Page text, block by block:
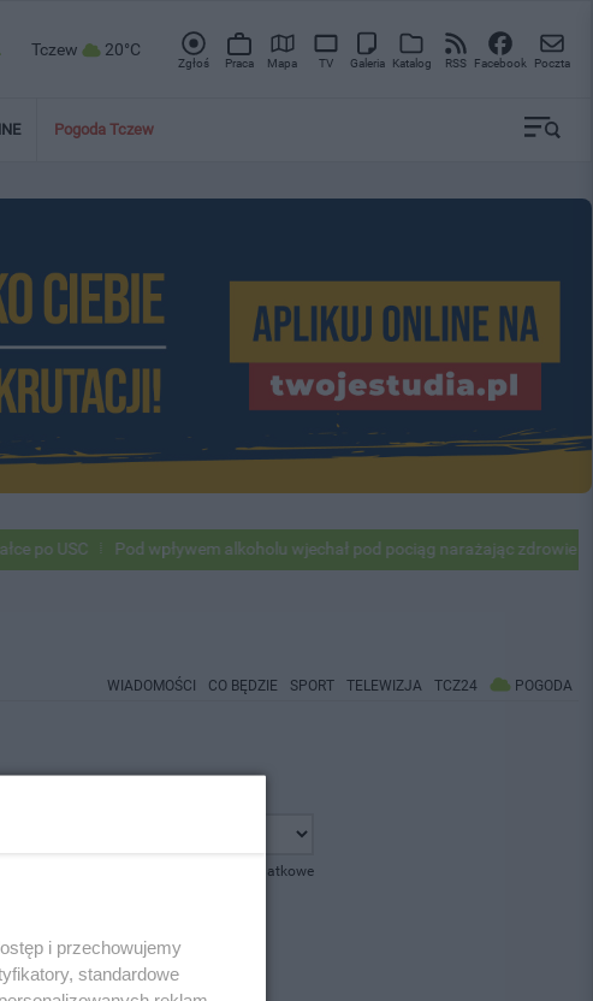
Tczew 20°C
Zgłoś Praca Mapa TV Galeria Katalog RSS Facebook Poczta
Pogoda Tczew
USC Pod wpływem alkoholu wjechał pod pociąg narażając zdrowie i
WIADOMOŚCI CO BĘDZIE SPORT TELEWIZJA TCZ24 POGODA
pokaż opcje dodatkowe
i przechowujemy
standardowe